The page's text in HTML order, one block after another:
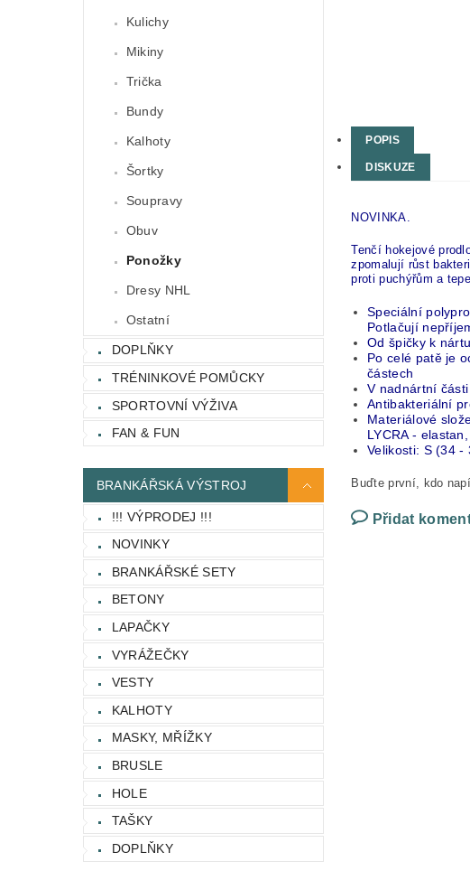
Kulichy
Mikiny
Trička
Bundy
Kalhoty
Šortky
Soupravy
Obuv
Ponožky
Dresy NHL
Ostatní
DOPLŇKY
TRÉNINKOVÉ POMŮCKY
SPORTOVNÍ VÝŽIVA
FAN & FUN
BRANKÁŘSKÁ VÝSTROJ
!!! VÝPRODEJ !!!
NOVINKY
BRANKÁŘSKÉ SETY
BETONY
LAPAČKY
VYRÁŽEČKY
VESTY
KALHOTY
MASKY, MŘÍŽKY
BRUSLE
HOLE
TAŠKY
DOPLŇKY
POPIS
DISKUZE
NOVINKA.
Tenčí hokejové
zpomalují růst
proti puchýřům a
Speciální
Potlačují
Od špičky k
Po celé patě je
částech
V nadnártní
Antibakteriální
Materiálové
LYCRA -
Velikosti: S (34
Buďte první, kdo
Přidat